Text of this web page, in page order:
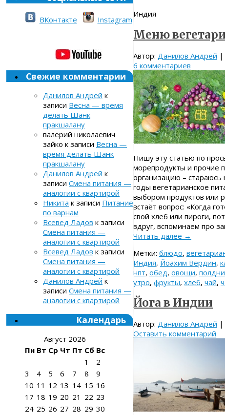
Индия
Меню
Автор: Данилов Андрей |
6 комментариев
Пишу эту статью по
морепродукты и прочие
организацию – стараюсь
годы вегетарианское
выбором продуктов или
встаёт вопрос: «Когда
свой хлеб или пироги,
вдруг, вспоминаем про
Читать далее →
Метки: блюдо,
Индия, Йоахим Вердин,
нпт, обед, овощи,
утро, фрукты, хлеб, чай,
Йога в Индии
Автор: Данилов Андрей |
Оставить комментарий
ВКонтакте Instagram
Свежие комментарии
Данилов Андрей к
записи Весна — время
делать Шанк
пракшалану
валерий николаевич
зайко к записи Весна —
время делать Шанк
пракшалану
Данилов Андрей к
записи Смена питания —
аналогии с квартирой
Никита к записи Питание
по варнам
Всевед Ладов к записи
Смена питания —
аналогии с квартирой
Всевед Ладов к записи
Смена питания —
аналогии с квартирой
Данилов Андрей к
записи Смена питания —
аналогии с квартирой
Календарь
Август 2026
Пн Вт Ср Чт Пт Сб Вс
1
2
3
4 5 6 7 8
9
10 11 12 13 14 15 16
17 18 19 20 21 22 23
24 25 26 27 28 29 30